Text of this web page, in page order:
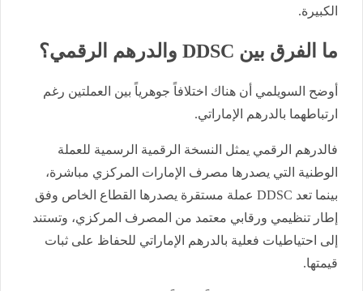
الكبيرة.
ما الفرق بين DDSC والدرهم الرقمي؟
أوضح السويلمي أن هناك اختلافاً جوهرياً بين العملتين رغم
ارتباطهما بالدرهم الإماراتي.
فالدرهم الرقمي يمثل النسخة الرقمية الرسمية للعملة
الوطنية التي يصدرها مصرف الإمارات المركزي مباشرة،
بينما تعد DDSC عملة مستقرة يصدرها القطاع الخاص وفق
إطار تنظيمي ورقابي معتمد من المصرف المركزي، وتستند
إلى احتياطيات فعلية بالدرهم الإماراتي للحفاظ على ثبات
قيمتها.